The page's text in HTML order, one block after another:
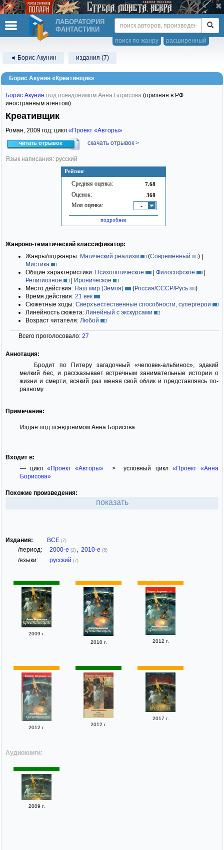
ЛАБОРАТОРИЯ
ФАНТАСТИКИ
расширенный
поиск по жанру
◄ Борис Акунин издания (7)
Борис Акунин «Креативщик»
Рейтинг
Средняя оценка: 7.68
Оценок: 368
Моя оценка: -
подробнее
Борис Акунин под псевдонимом Анна Борисова (признан в РФ
иностранным агентом)
Креативщик
Роман, 2009 год; цикл «Проект «Авторы»
читать отрывок скачать отрывок >
Язык написания: русский
Жанрово-тематический классификатор:
Жанры/поджанры: Магический реализм (Современный ) |
Мистика
Общие характеристики: Психологическое | Философское
|
Религиозное
| Ироническое
Место действия: Наш мир (Земля) (Россия/СССР/Русь
)
Время действия: 21 век
Сюжетные ходы: Сверхъестественные способности, супергерои
Линейность сюжета: Линейный с экскурсами
Возраст читателя: Любой
Всего проголосовало: 27
Аннотация:
Бродит по Питеру загадочный «человек-альбинос», эдакий
мелкий бес, и рассказывает встречным занимательные истории о
жизни и смерти, всякий раз меняя свой облик и представляясь по-
разному.
Примечание:
Издан под псевдонимом Анна Борисова.
Входит в:
— цикл«Проект «Авторы» > условный цикл «Проект «Анна
Борисова»
Похожие произведения:
показать
Издания: ВСЕ (7)
/период: 2000-е (2) , 2010-е (5)
/языки: русский (7)
2009 г.
2010 г.
2012 г.
2012 г.
2012 г.
2017 г.
Аудиокниги:
2009 г.